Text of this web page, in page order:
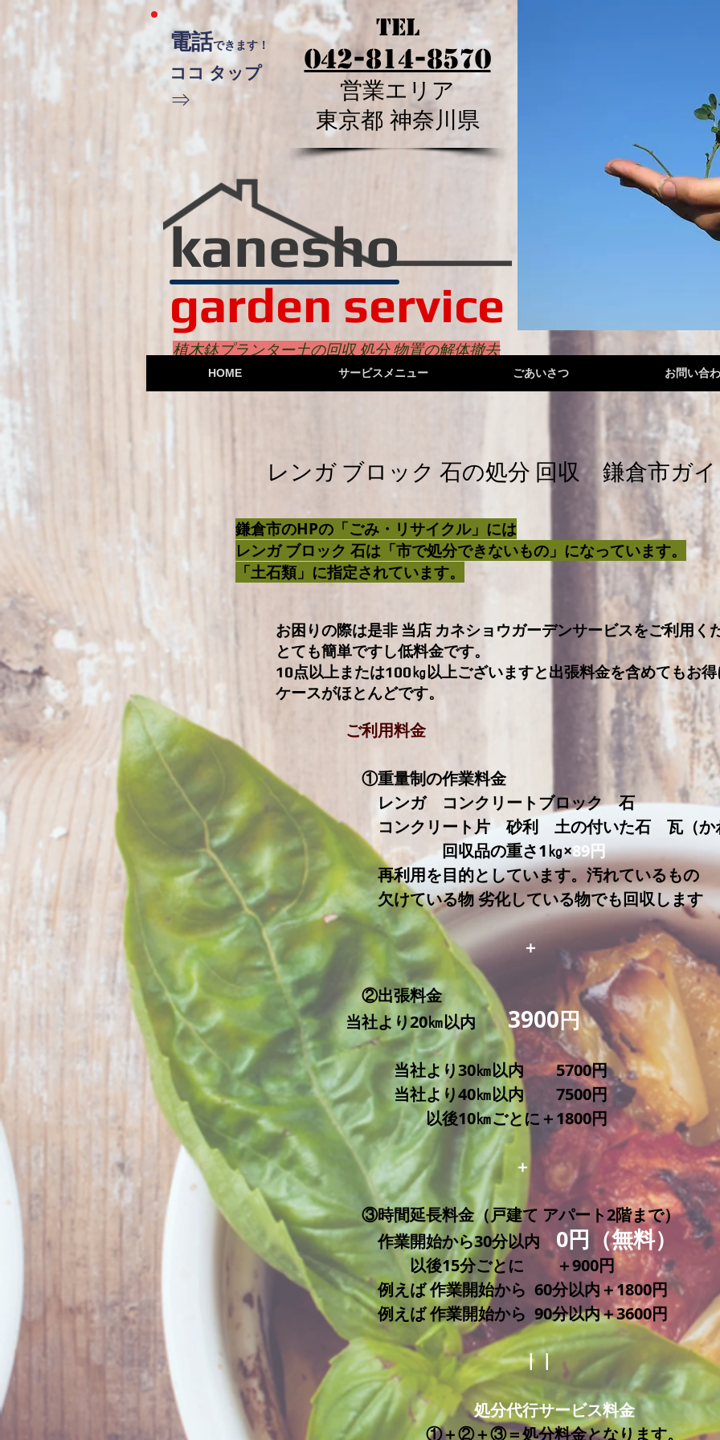
kanesho
garden service
植木鉢プランター土の回収 処分 物置の解体撤去
tel
042-814-8570
営業エリア
​東京都 神奈川県
電話できます！
ココ タップ
⇒
レンガ ブロック 石の処分 回収 鎌倉市ガ
鎌倉市のHPの「ごみ・リサイクル」には
レンガ ブロック 石は「市で処分できないもの」になっています。
「土石類」に指定されています。
お困りの際は是非 当店 カネショウガーデンサービスをご利用く
とても簡単ですし低料金です。
10点以上または100㎏以上ございますと出張料金を含めてもお
ケースがほとんどです。
ご利用料金
​ ①重量制の作業料金
レンガ コンクリートブロック 石
コンクリート片 砂利 土の付いた石 瓦（
​ 回収品の重さ1㎏×89円
再利用を目的としています。汚れているもの
欠けている物 劣化している物でも回収します
​ ＋
②出張料金
当社より20㎞以内
3900円
当社より30㎞以内 5700円
当社より40㎞以内 7500円
以後10㎞ごとに＋1800円
＋
③時間延長料金（戸建て アパート2階まで）
作業開始から30分以内0円（無料）
以後15分ごとに ＋900円
例えば 作業開始から 60分以内＋1800円
例えば 作業開始から 90分以内＋3600円
┃┃
​ 処分代行サービス料金
​ ①＋②＋③＝処分料金となります。
HOME サービスメニュー ごあいさつ お問い合